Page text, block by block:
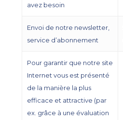
avez besoin
Envoi de notre newsletter,
service d’abonnement
Pour garantir que notre site
Internet vous est présenté
de la manière la plus
efficace et attractive (par
ex. grâce à une évaluation